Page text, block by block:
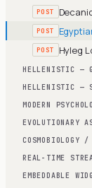
POST
POST
POST Hyleg
HELLENISTIC —
HELLENISTIC —
MODERN
EVOLUTIONARY
COSMOBIOLOGY /
REAL-TIME
EMBEDDABLE